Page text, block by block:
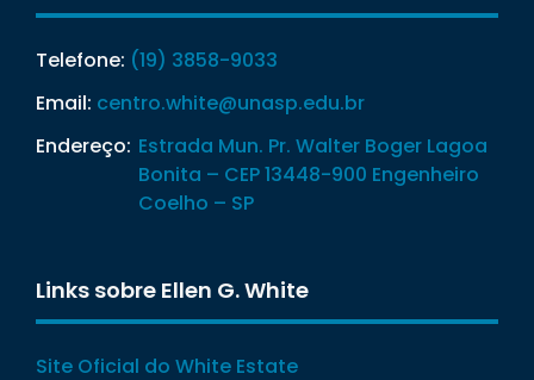
Telefone: (19) 3858-9033
Email: centro.white@unasp.edu.br
Endereço: Estrada Mun. Pr. Walter Boger Lagoa
Bonita – CEP 13448-900 Engenheiro
Coelho – SP
Links sobre Ellen G. White
Site Oficial do White Estate